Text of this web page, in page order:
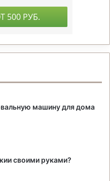
машину для дома
своими руками?